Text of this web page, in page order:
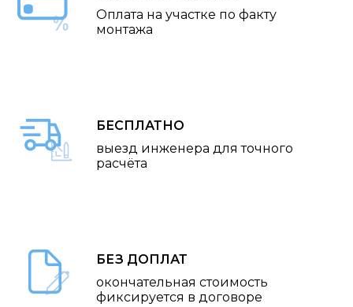
Оплата на участке по факту
монтажа
БЕСПЛАТНО
выезд инженера для точного
расчёта
БЕЗ ДОПЛАТ
окончательная стоимость
фиксируется в договоре